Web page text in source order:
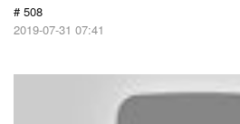
# 508
2019-07-31 07:41